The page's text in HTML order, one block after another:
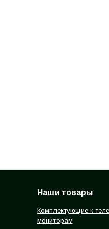
Наши товары
Комплектующие к
мониторам